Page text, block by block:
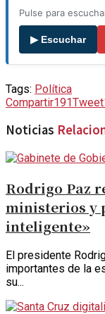
Pulse para
▶ Escuchar
Tags: Política
Compartir191Tweet
Noticias
Rodrigo Paz
ministerios y
inteligente»
El presidente
importantes de la
su...